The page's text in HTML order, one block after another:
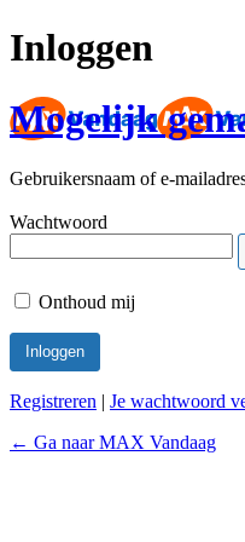
Inloggen
Mogelijk
Gebruikersnaam of e-
Wachtwoord
Onthoud mij
Registreren | Je wachtwoord
← Ga naar MAX Vandaag